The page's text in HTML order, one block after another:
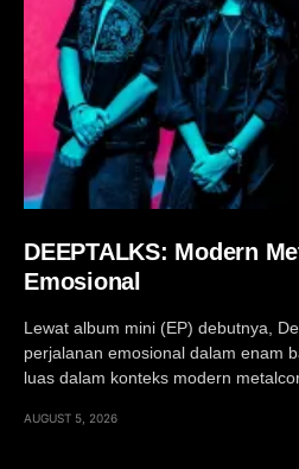
DEEPTALKS: Modern
Emosional
Lewat album mini (EP) debutnya,
perjalanan emosional dalam enam
luas dalam konteks modern
AUGUST 5, 2026